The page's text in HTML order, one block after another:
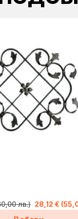
(60,00 лв.)
Original
28,12 €
Текущата